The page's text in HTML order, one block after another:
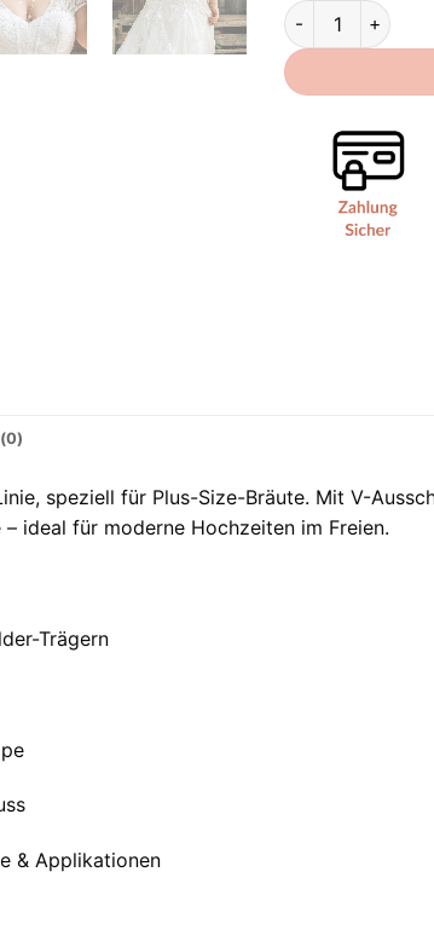
Neckholder
speziell für Plus-Size-Bräute. Mit V-
ideal für moderne Hochzeiten im Freien.
Trägern
& Applikationen